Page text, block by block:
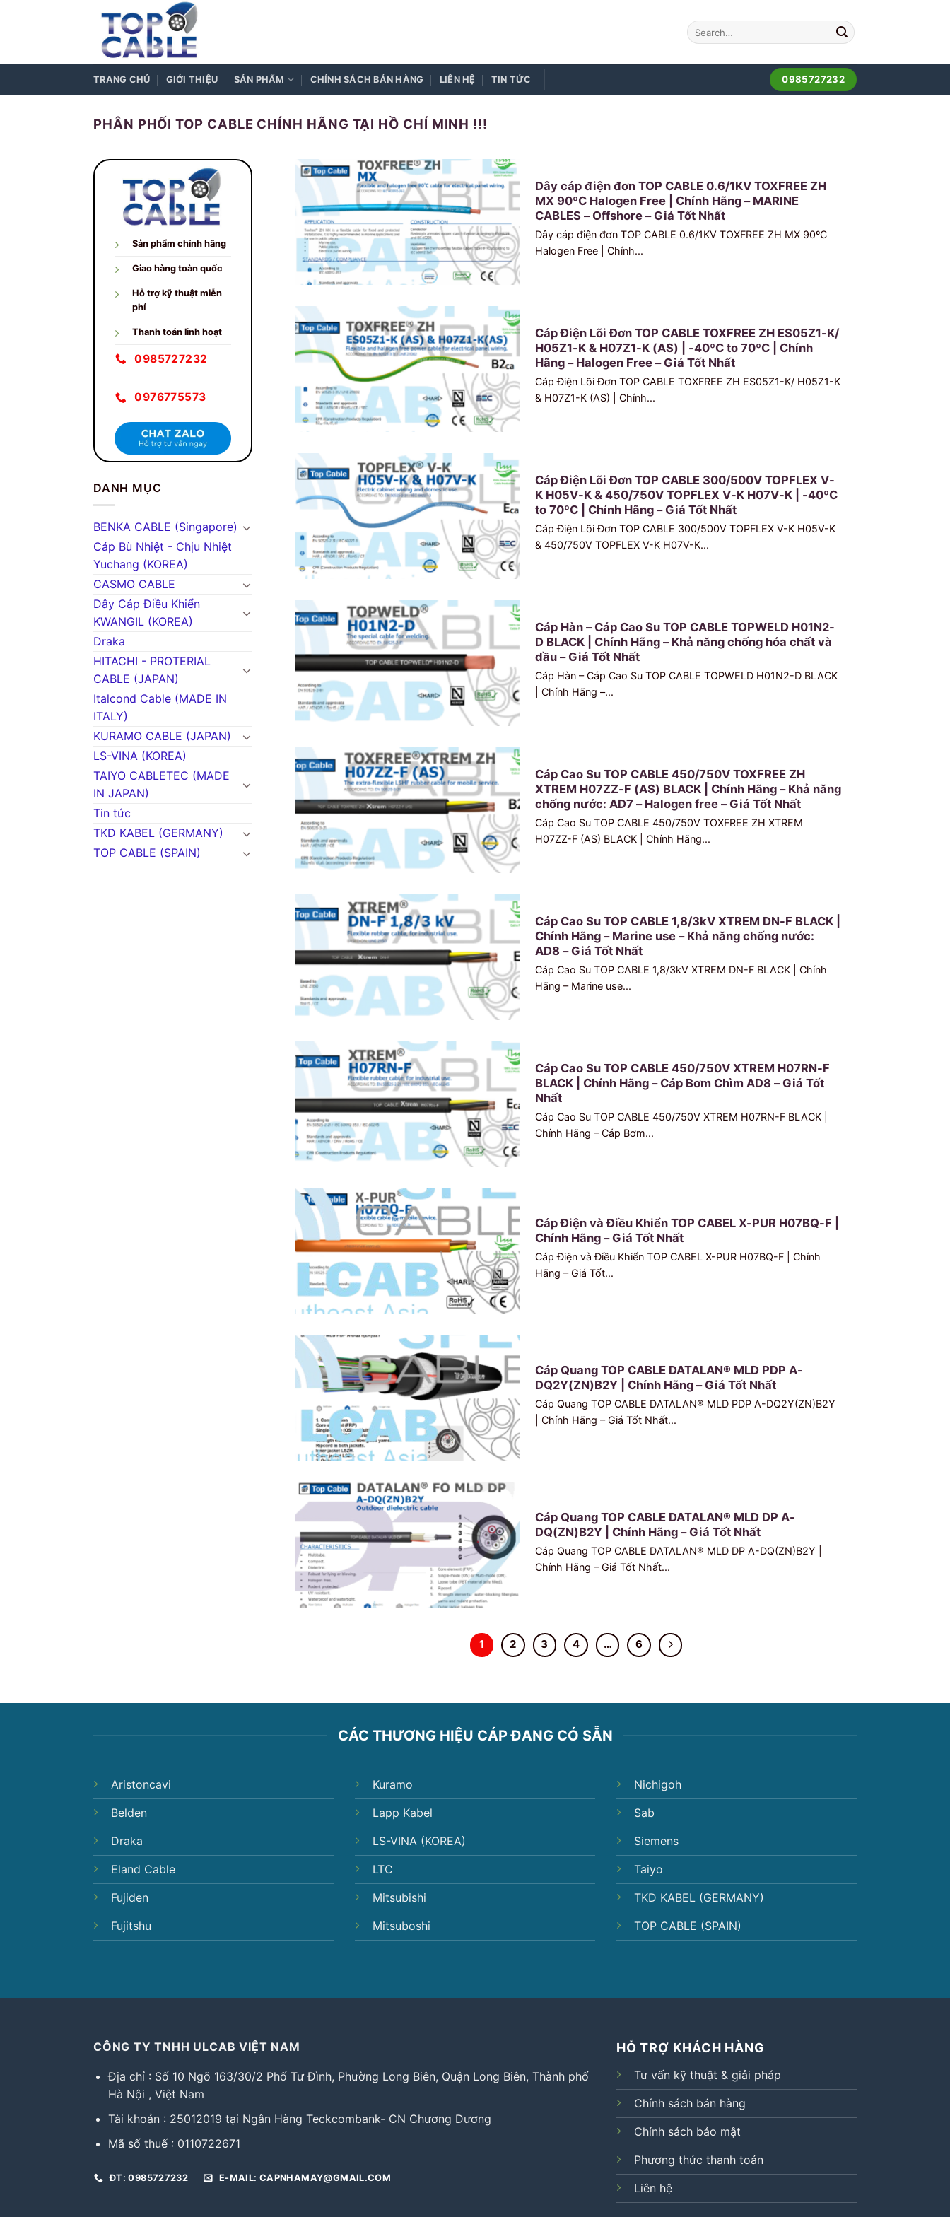
TRANG CHỦ GIỚI THIỆU SẢN PHẨM CHÍNH SÁCH BÁN HÀNG LIÊN HỆ TIN TỨC 0985727232
PHÂN PHỐI TOP CABLE CHÍNH HÃNG TẠI HỒ CHÍ MINH !!!
Sản phẩm chính hãng
Giao hàng toàn quốc
Hỗ trợ kỹ thuật miễn
phí
Thanh toán linh hoạt
0985727232
0976775573
DANH MỤC
BENKA CABLE (Singapore)
Cáp Bù Nhiệt - Chịu Nhiệt
Yuchang (KOREA)
CASMO CABLE
Dây Cáp Điều Khiển
KWANGIL (KOREA)
Draka
HITACHI - PROTERIAL
CABLE (JAPAN)
Italcond Cable (MADE IN
ITALY)
KURAMO CABLE (JAPAN)
LS-VINA (KOREA)
TAIYO CABLETEC (MADE
IN JAPAN)
Tin tức
TKD KABEL (GERMANY)
TOP CABLE (SPAIN)
Dây cáp điện đơn TOP CABLE 0.6/1KV TOXFREE ZH
MX 90ºC Halogen Free | Chính Hãng – MARINE
CABLES – Offshore – Giá Tốt Nhất
Dây cáp điện đơn TOP CABLE 0.6/1KV TOXFREE ZH MX 90ºC
Halogen Free | Chính...
Cáp Điện Lõi Đơn TOP CABLE TOXFREE ZH ES05Z1-K/
H05Z1-K & H07Z1-K (AS) | -40ºC to 70ºC | Chính
Hãng – Halogen Free – Giá Tốt Nhất
Cáp Điện Lõi Đơn TOP CABLE TOXFREE ZH ES05Z1-K/ H05Z1-K
& H07Z1-K (AS) | Chính...
Cáp Điện Lõi Đơn TOP CABLE 300/500V TOPFLEX V-
K H05V-K & 450/750V TOPFLEX V-K H07V-K | -40ºC
to 70ºC | Chính Hãng – Giá Tốt Nhất
Cáp Điện Lõi Đơn TOP CABLE 300/500V TOPFLEX V-K H05V-K
& 450/750V TOPFLEX V-K H07V-K...
Cáp Hàn – Cáp Cao Su TOP CABLE TOPWELD H01N2-
D BLACK | Chính Hãng – Khả năng chống hóa chất và
dầu – Giá Tốt Nhất
Cáp Hàn – Cáp Cao Su TOP CABLE TOPWELD H01N2-D BLACK
| Chính Hãng –...
Cáp Cao Su TOP CABLE 450/750V TOXFREE ZH
XTREM H07ZZ-F (AS) BLACK | Chính Hãng – Khả năng
chống nước: AD7 – Halogen free – Giá Tốt Nhất
Cáp Cao Su TOP CABLE 450/750V TOXFREE ZH XTREM
H07ZZ-F (AS) BLACK | Chính Hãng...
Cáp Cao Su TOP CABLE 1,8/3kV XTREM DN-F BLACK |
Chính Hãng – Marine use – Khả năng chống nước:
AD8 – Giá Tốt Nhất
Cáp Cao Su TOP CABLE 1,8/3kV XTREM DN-F BLACK | Chính
Hãng – Marine use...
Cáp Cao Su TOP CABLE 450/750V XTREM H07RN-F
BLACK | Chính Hãng – Cáp Bơm Chìm AD8 – Giá Tốt
Nhất
Cáp Cao Su TOP CABLE 450/750V XTREM H07RN-F BLACK |
Chính Hãng – Cáp Bơm...
Cáp Điện và Điều Khiển TOP CABEL X-PUR H07BQ-F |
Chính Hãng – Giá Tốt Nhất
Cáp Điện và Điều Khiển TOP CABEL X-PUR H07BQ-F | Chính
Hãng – Giá Tốt...
Cáp Quang TOP CABLE DATALAN® MLD PDP A-
DQ2Y(ZN)B2Y | Chính Hãng – Giá Tốt Nhất
Cáp Quang TOP CABLE DATALAN® MLD PDP A-DQ2Y(ZN)B2Y
| Chính Hãng – Giá Tốt Nhất...
Cáp Quang TOP CABLE DATALAN® MLD DP A-
DQ(ZN)B2Y | Chính Hãng – Giá Tốt Nhất
Cáp Quang TOP CABLE DATALAN® MLD DP A-DQ(ZN)B2Y |
Chính Hãng – Giá Tốt Nhất...
1 2 3 4 … 6
CÁC THƯƠNG HIỆU CÁP ĐANG CÓ SẴN
Aristoncavi
Belden
Draka
Eland Cable
Fujiden
Fujitshu
Kuramo
Lapp Kabel
LS-VINA (KOREA)
LTC
Mitsubishi
Mitsuboshi
Nichigoh
Sab
Siemens
Taiyo
TKD KABEL (GERMANY)
TOP CABLE (SPAIN)
CÔNG TY TNHH ULCAB VIỆT NAM
Địa chỉ : Số 10 Ngõ 163/30/2 Phố Tư Đình, Phường Long Biên, Quận Long Biên, Thành phố
Hà Nội , Việt Nam
Tài khoản : 25012019 tại Ngân Hàng Teckcombank- CN Chương Dương
Mã số thuế : 0110722671
ĐT: 0985727232 E-MAIL: CAPNHAMAY@GMAIL.COM
HỖ TRỢ KHÁCH HÀNG
Tư vấn kỹ thuật & giải pháp
Chính sách bán hàng
Chính sách bảo mật
Phương thức thanh toán
Liên hệ